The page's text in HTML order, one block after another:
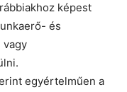
képest
és
vagy
egyértelműen a